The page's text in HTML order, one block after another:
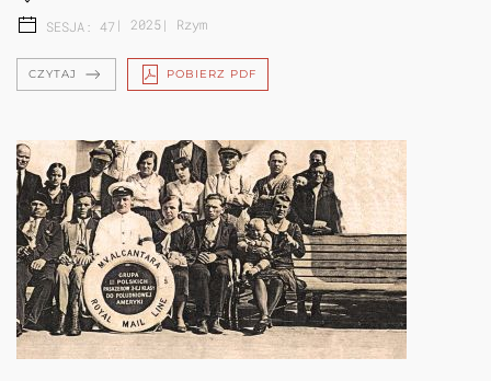
SESJA: 47 | 2025| Rzym
CZYTAJ POBIERZ PDF